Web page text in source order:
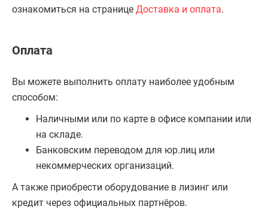
ознакомиться на странице Доставка и оплата.
Оплата
Вы можете выполнить оплату наиболее удобным
способом:
Наличными или по карте в офисе компании или
на складе.
Банковским переводом для юр.лиц или
некоммерческих организаций.
А также приобрести оборудование в лизинг или
кредит через официальных партнёров.